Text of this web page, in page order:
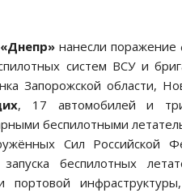
нанесли
систем ВСУ и
Запорожской области,
, 17 автомобилей и
беспилотными
Сил Российской
беспилотных
портовой